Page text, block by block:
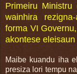
Primeiru
wainhira
forma VI
akontese
Maibe kuandu iha
presiza lori tempu